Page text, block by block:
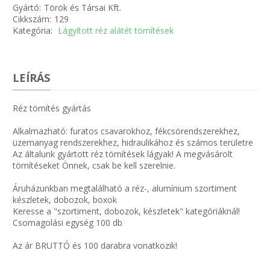
Gyártó: Török és Társai Kft.
Cikkszám: 129
Kategória: Lágyított réz alátét tömítések
LEÍRÁS
Réz tömítés gyártás
Alkalmazható: furatos csavarokhoz, fékcsörendszerekhez,
üzemanyag rendszerekhez, hidraulikához és számos területre
Az általunk gyártott réz tömítések lágyak! A megvásárolt
tömítéseket Önnek, csak be kell szerelnie.
Áruházunkban megtalálható a réz-, alumínium szortiment
készletek, dobozok, boxok
Keresse a "szortiment, dobozok, készletek" kategóriáknál!
Csomagolási egység 100 db
Az ár BRUTTÓ és 100 darabra vonatkozik!